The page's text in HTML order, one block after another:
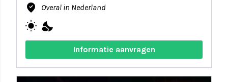
where_to_vote Overal in Nederland
wb_sunny nights_stay
Informatie aanvragen